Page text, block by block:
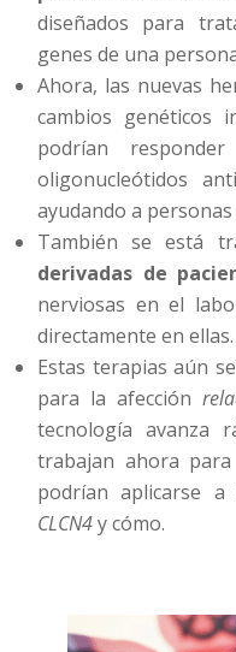
diseñados para
genes de una
Ahora, las nuevas
cambios genéticos
podrían
oligonucleótidos
ayudando a
También se está
derivadas de
nerviosas en el
directamente en ellas.
Estas terapias aún
para la afección
tecnología avanza
trabajan ahora
podrían aplicarse
CLCN4y cómo.